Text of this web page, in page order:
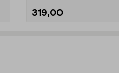
319,00